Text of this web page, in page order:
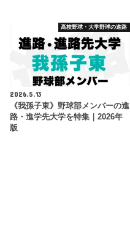
高校野球・大学野球の進路
2026.5.13
《我孫子東》野球部メンバーの進
路・進学先大学を特集｜2026年
版